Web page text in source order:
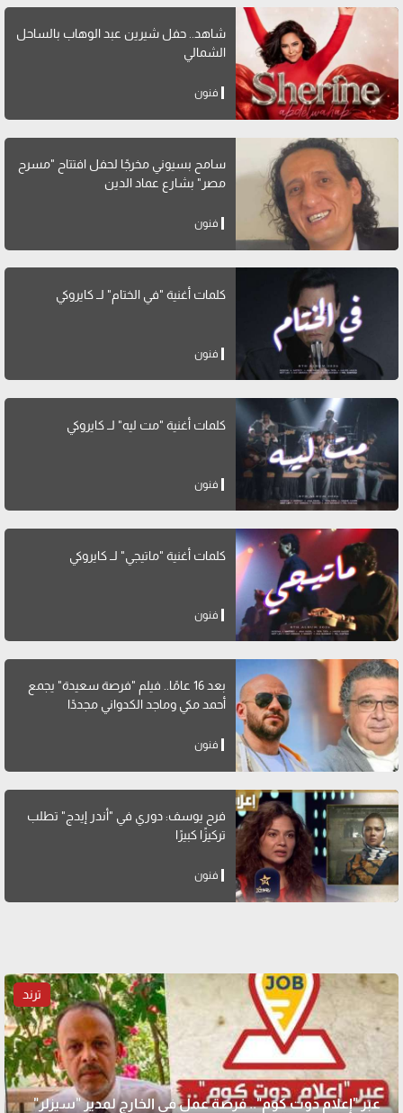
شاهد.. حفل شيرين عبد الوهاب بالساحل
الشمالي
فنون
سامح بسيوني مخرجًا لحفل افتتاح "مسرح
مصر" بشارع عماد الدين
فنون
كلمات أغنية "في الختام" لــ كايروكي
فنون
كلمات أغنية "مت ليه" لــ كايروكي
فنون
كلمات أغنية "ماتيجي" لــ كايروكي
فنون
بعد 16 عامًا.. فيلم "فرصة سعيدة" يجمع
أحمد مكي وماجد الكدواني مجددًا
فنون
فرح يوسف: دوري في "أندر إيدج" تطلب
تركيزًا كبيرًا
فنون
ترند
عبر "إعلام دوت كوم".. فرصة عمل في الخارج لمدير "سيزلر"